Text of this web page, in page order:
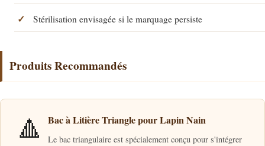
Stérilisation envisagée si le marquage persiste
Produits Recommandés
🔺 Bac à Litière Triangle pour Lapin Nain
Le bac triangulaire est spécialement conçu pour s'intégrer